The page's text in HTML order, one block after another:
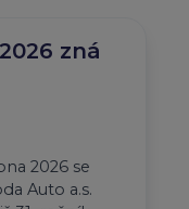
zná
2026 se
Auto a.s.